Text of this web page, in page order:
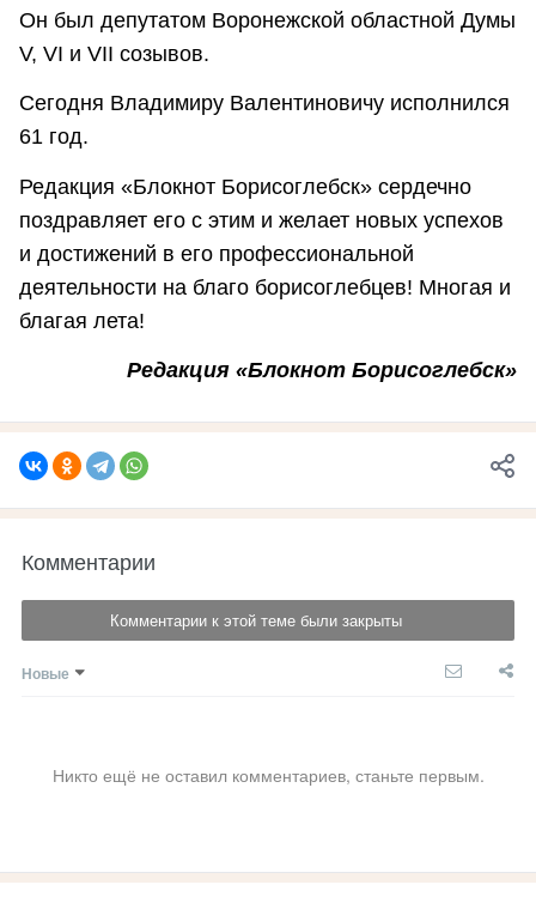
Он был депутатом Воронежской областной Думы
V, VI и VII созывов.
Сегодня Владимиру Валентиновичу исполнился
61 год.
Редакция «Блокнот Борисоглебск» сердечно
поздравляет его с этим и желает новых успехов
и достижений в его профессиональной
деятельности на благо борисоглебцев! Многая и
благая лета!
Редакция «Блокнот Борисоглебск»
Комментарии
Комментарии к этой теме были закрыты
Новые
Никто ещё не оставил комментариев, станьте первым.